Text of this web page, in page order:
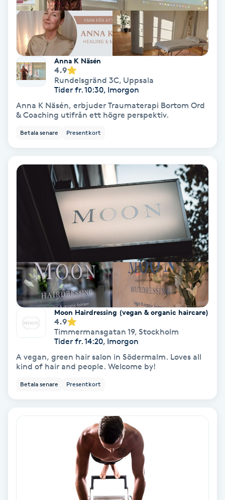
Fibromassage
Fillers
Fotmassage
Fotvård
Fransar
Fransborttagning
Fransfärgning
Fransförlängning
Fransförlängning Megavolym
Fransförlängning Volym
Fransk manikyr
Fransrengöring
Friskvård
Anna K Näsén
4.9
Rundelsgränd 3C, Uppsala
Tider fr. 10:30, Imorgon
Anna K Näsén, erbjuder Traumaterapi Bortom Ord
& Coaching utifrån ett högre perspektiv.
Betala senare Presentkort
Moon Hairdressing (vegan & organic haircare)
4.9
Timmermansgatan 19, Stockholm
Tider fr. 14:20, Imorgon
A vegan, green hair salon in Södermalm. Loves all
kind of hair and people. Welcome by!
Betala senare Presentkort